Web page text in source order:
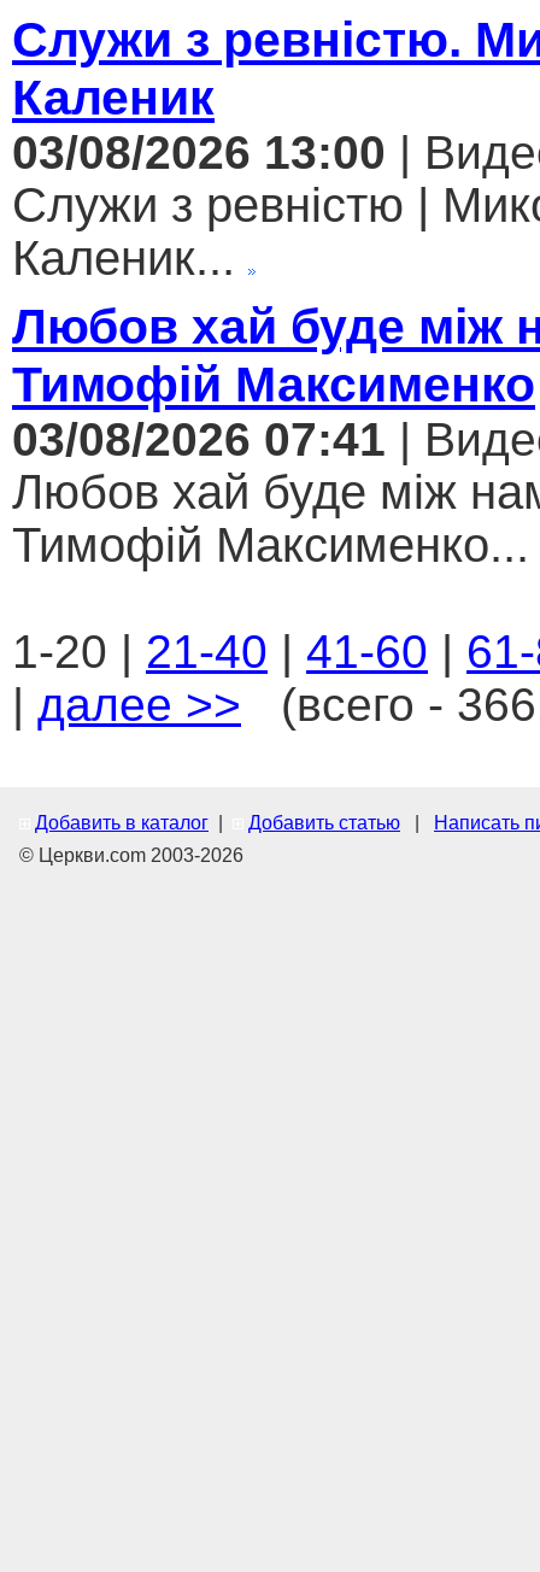
Служи з ревністю.
Каленик
03/08/2026 13:00 |
Служи з ревністю |
Каленик...
Любов хай буде між
Тимофій Максименко
03/08/2026 07:41 |
Любов хай буде між
Тимофій Максименко...
1-20 | 21-40 | 41-60 |
| далее >> (всего -
Добавить в каталог Добавить статью
Написать
© Церкви.com 2003-2026